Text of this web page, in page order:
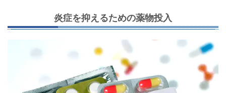
炎症を抑えるための薬物投入